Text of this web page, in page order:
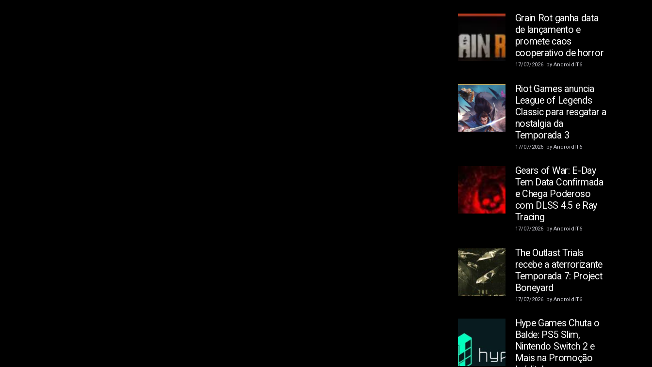
Grain Rot ganha data
de lançamento e
promete caos
cooperativo de horror
17/07/2026 by AndroidIT6
Riot Games anuncia
League of Legends
Classic para resgatar a
nostalgia da
Temporada 3
17/07/2026 by AndroidIT6
Gears of War: E-Day
Tem Data Confirmada
e Chega Poderoso
com DLSS 4.5 e Ray
Tracing
17/07/2026 by AndroidIT6
The Outlast Trials
recebe a aterrorizante
Temporada 7: Project
Boneyard
17/07/2026 by AndroidIT6
Hype Games Chuta o
Balde: PS5 Slim,
Nintendo Switch 2 e
Mais na Promoção